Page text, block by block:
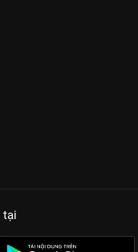
tại